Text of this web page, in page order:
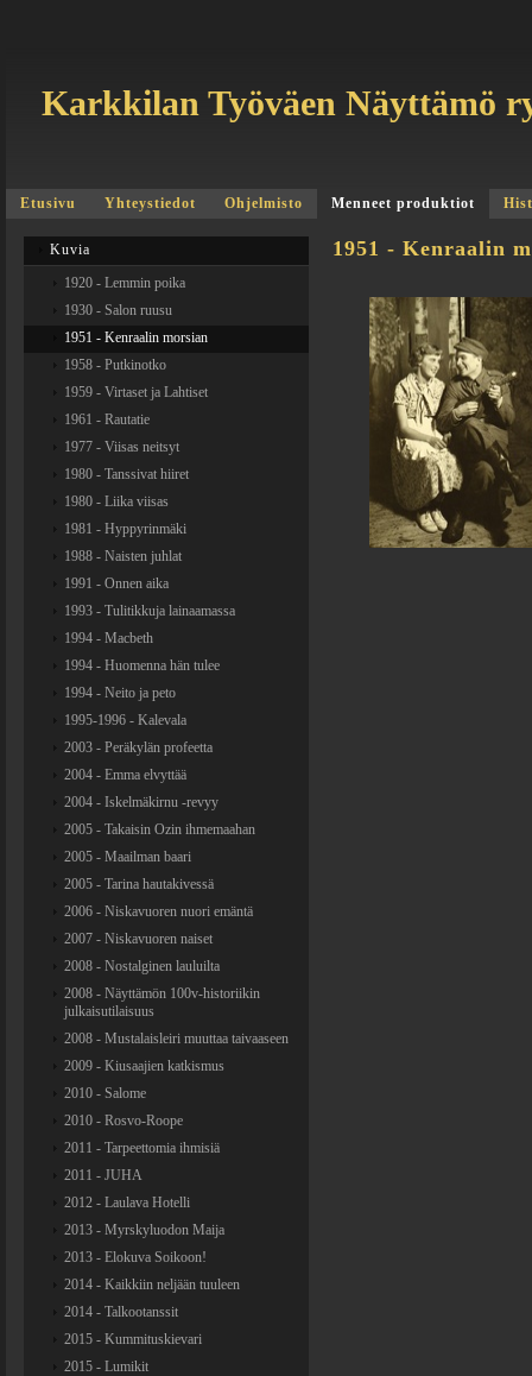
Karkkilan Työväen Näyttämö
Etusivu Yhteystiedot Ohjelmisto Menneet produktiot
1951 - Kenraalin
Kuvia
1920 - Lemmin poika
1930 - Salon ruusu
1951 - Kenraalin morsian
1958 - Putkinotko
1959 - Virtaset ja Lahtiset
1961 - Rautatie
1977 - Viisas neitsyt
1980 - Tanssivat hiiret
1980 - Liika viisas
1981 - Hyppyrinmäki
1988 - Naisten juhlat
1991 - Onnen aika
1993 - Tulitikkuja lainaamassa
1994 - Macbeth
1994 - Huomenna hän tulee
1994 - Neito ja peto
1995-1996 - Kalevala
2003 - Peräkylän profeetta
2004 - Emma elvyttää
2004 - Iskelmäkirnu -revyy
2005 - Takaisin Ozin ihmemaahan
2005 - Maailman baari
2005 - Tarina hautakivessä
2006 - Niskavuoren nuori emäntä
2007 - Niskavuoren naiset
2008 - Nostalginen lauluilta
2008 - Näyttämön 100v-historiikin
julkaisutilaisuus
2008 - Mustalaisleiri muuttaa taivaaseen
2009 - Kiusaajien katkismus
2010 - Salome
2010 - Rosvo-Roope
2011 - Tarpeettomia ihmisiä
2011 - JUHA
2012 - Laulava Hotelli
2013 - Myrskyluodon Maija
2013 - Elokuva Soikoon!
2014 - Kaikkiin neljään tuuleen
2014 - Talkootanssit
2015 - Kummituskievari
2015 - Lumikit